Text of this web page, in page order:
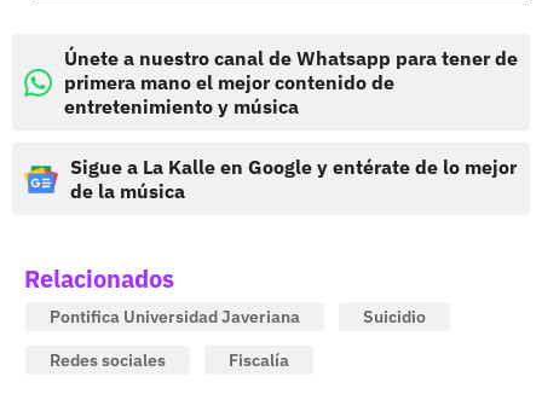
Únete a nuestro canal de Whatsapp para tener de
primera mano el mejor contenido de
entretenimiento y música
Sigue a La Kalle en Google y entérate de lo mejor
de la música
Relacionados
Pontifica Universidad Javeriana
Suicidio
Redes sociales
Fiscalía